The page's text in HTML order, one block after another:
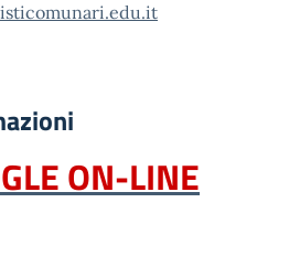
ON-LINE